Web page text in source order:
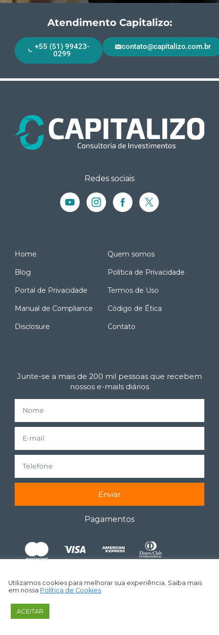
Atendimento Capitalizo:
+55 (51) 99423-
0299
contato@capitalizo.com.br
Redes sociais
Home Quem somos
Blog Política de Privacidade
Portal de Privacidade Termos de Uso
Manual de Compliance Código de Ética
Disclosure Contato
Junte-se a mais de 200 mil pessoas que recebem
nossos e-mails diários
Enviar
Pagamentos
Utilizamos cookies para melhorar sua experiência. Saiba mais
em nossa Política de Cookies
ACEITAR